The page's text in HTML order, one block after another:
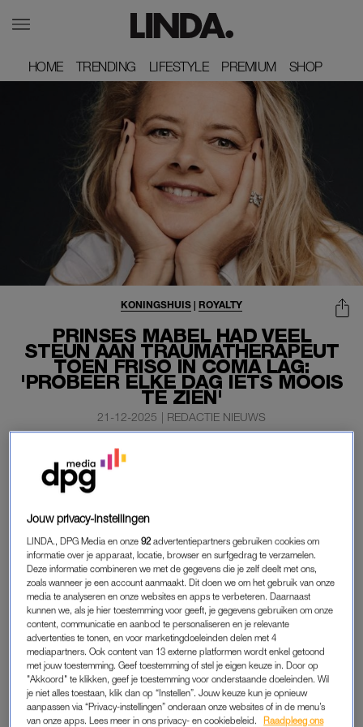
HOME
HOME TRENDING
TRENDING LIFESTYLE
LIFESTYLE PREMIUM
PREMIUM SHOP
SHOP
PRINSES MABEL HAD VEEL
STEUN AAN TRAUMATHERAPEUT
TOEN FRISO IN COMA LAG:
'PROBEER ELKE DAG IETS MOOIS
TE ZIEN'
KONINGSHUIS | ROYALTY
21-12-2025 | REDACTIE NIEUWS
Prinses Mabel durft tegenwoordig “zachter en
breekbaarder te zijn” dan vroeger. Dat komt doordat zij
heeft geleerd om zelfs in de meest donkere periodes in
haar leven lichtpuntjes te vinden. Dat vertelde de
“Dat ik meer dan vroeger toch kijk: waar kan ik een beetje
liefde geven, waar kan ik iemand anders hoop geven?”
PRINSES MABEL
Hoewel Mabel zichzelf positief in het leven vindt staan, waren
er veel donkere periodes in haar leven. Zo vertelde zij in het
gesprek over het verliezen van haar vader,haar man Friso
in 2013overleednadat hij anderhalf jaar in coma had gelegen
Jouw privacy-instellingen
LINDA., DPG Media en onze92 advertentiepartners gebruiken cookies om
informatie over je apparaat, locatie, browser en surfgedrag te verzamelen.
Deze informatie combineren we met de gegevens die je zelf deelt met ons,
zoals wanneer je een account aanmaakt. Dit doen we om het gebruik van onze
media te analyseren en onze websites en apps te verbeteren. Daarnaast
kunnen we, als je hier toestemming voor geeft, je gegevens gebruiken om onze
content, communicatie en aanbod te personaliseren en je relevante
advertenties te tonen, en voor marketingdoeleinden delen met 4
mediapartners. Ook content van 13 externe platformen wordt enkel getoond
met jouw toestemming. Geef toestemming of stel je eigen keuze in. Door op
"Akkoord" te klikken, geef je toestemming voor onderstaande doeleinden. Wil
je niet alles toestaan, klik dan op “Instellen”. Jouw keuze kun je opnieuw
aanpassen via “Privacy-instellingen” onderaan onze websites of in de menu’s
van onze apps. Lees meer in ons privacy- en cookiebeleid.
Raadpleeg ons